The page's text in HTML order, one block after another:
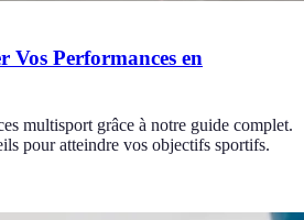
Vos Performances en
multisport grâce à notre guide complet.
pour atteindre vos objectifs sportifs.